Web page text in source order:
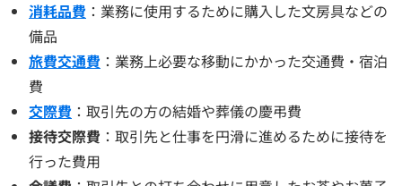
消耗品費 ：業務に使用するために購入した文房具などの
備品
旅費交通費 ：業務上必要な移動にかかった交通費・宿泊
費
交際費 ：取引先の方の結婚や葬儀の慶弔費
接待交際費 ：取引先と仕事を円滑に進めるために接待を
行った費用